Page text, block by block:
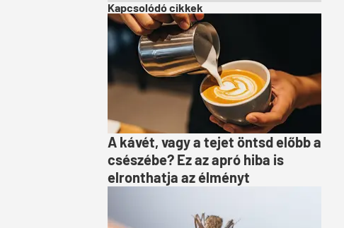
Kapcsolódó cikkek
A kávét, vagy a tejet öntsd előbb a
csészébe? Ez az apró hiba is
elronthatja az élményt